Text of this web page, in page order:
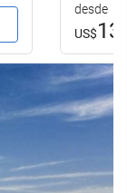
desde
US$